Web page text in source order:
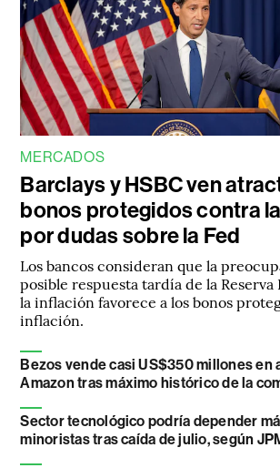
MERCADOS
Barclays y HSBC ven
bonos protegidos contra
por dudas sobre la Fed
Los bancos consideran que la
posible respuesta tardía de la
la inflación favorece a los bonos
inflación.
Bezos vende casi US$350 millones en
Amazon tras máximo histórico de la
Sector tecnológico podría depender
minoristas tras caída de julio, según